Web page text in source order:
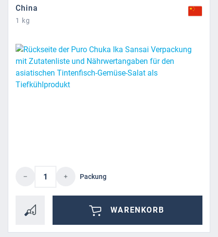
China
1 kg
Produkt Anzahl: Gib den gewünschten
Packung
WARENKORB